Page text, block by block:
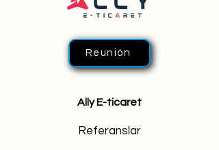
Reunión
Ally E-ticaret
Referanslar